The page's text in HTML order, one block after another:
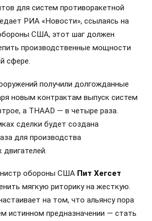
для систем противоракетной
РИА «Новости», ссылаясь на
США, этот шаг должен
производственные мощности
сфере.
получили долгожданные
новым контрактам выпуск систем
а THAAD — в четыре раза.
сделки будет создана
для производства
обороны США Пит Хегсет
мягкую риторику на жесткую.
на том, что альянсу пора
истинном предназначении — стать